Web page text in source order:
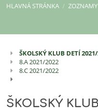
HLAVNÁ STRÁNKA / ZOZNAMY
Gabriela
Flaškárová
ŠKOLSKÝ KLUB DETÍ
8.A 2021/2022
8.C 2021/2022
ŠKOLSKÝ